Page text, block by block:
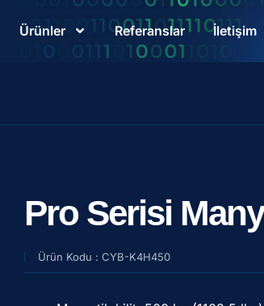
Ürünler Referanslar İletişim
Pro Serisi
Ürün Kodu : CYB-K4H450